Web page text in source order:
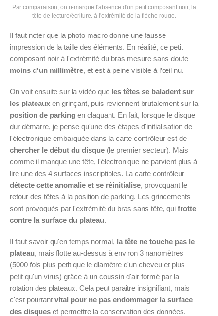
Par comparaison, on remarque l'absence d'un petit composant noir, la
tête de lecture/écriture, à l'extrémité de la flèche rouge.
Il faut noter que la photo macro donne une fausse
impression de la taille des éléments. En réalité, ce petit
composant noir à l'extrémité du bras mesure sans doute
moins d'un millimètre, et est à peine visible à l’œil nu.
On voit ensuite sur la vidéo que les têtes se baladent sur
les plateaux en grinçant, puis reviennent brutalement sur la
position de parking en claquant. En fait, lorsque le disque
dur démarre, je pense qu'une des étapes d'initialisation de
l'électronique embarquée dans la carte contrôleur est de
chercher le début du disque (le premier secteur). Mais
comme il manque une tête, l'électronique ne parvient plus à
lire une des 4 surfaces inscriptibles. La carte contrôleur
détecte cette anomalie et se réinitialise, provoquant le
retour des têtes à la position de parking. Les grincements
sont provoqués par l'extrémité du bras sans tête, qui frotte
contre la surface du plateau.
Il faut savoir qu'en temps normal, la tête ne touche pas le
plateau, mais flotte au-dessus à environ 3 nanomètres
(5000 fois plus petit que le diamètre d'un cheveu et plus
petit qu'un virus) grâce à un coussin d'air formé par la
rotation des plateaux. Cela peut paraitre insignifiant, mais
c'est pourtant vital pour ne pas endommager la surface
des disques et permettre la conservation des données.